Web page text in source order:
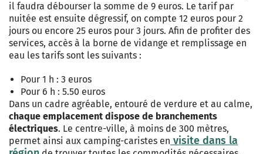
il faudra débourser la somme de 9 euros. Le tarif par
nuitée est ensuite dégressif, on compte 12 euros pour 2
jours ou encore 25 euros pour 3 jours. Afin de profiter des
services, accès à la borne de vidange et remplissage en
eau les tarifs sont les suivants :
Pour 1 h : 3 euros
Pour 6 h : 5.50 euros
Dans un cadre agréable, entouré de verdure et au calme,
chaque emplacement dispose de branchements
électriques. Le centre-ville, à moins de 300 mètres,
permet ainsi aux camping-caristes en visite dans la